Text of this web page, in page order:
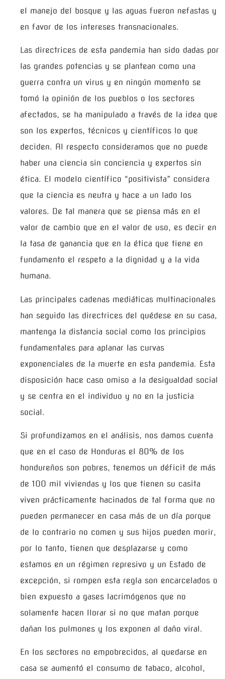
el manejo del bosque y las aguas fueron nefastas y
en favor de los intereses transnacionales.
Las directrices de esta pandemia han sido dadas por
las grandes potencias y se plantean como una
guerra contra un virus y en ningún momento se
tomó la opinión de los pueblos o los sectores
afectados, se ha manipulado a través de la idea que
son los expertos, técnicos y científicos lo que
deciden. Al respecto consideramos que no puede
haber una ciencia sin conciencia y expertos sin
ética. El modelo científico “positivista” considera
que la ciencia es neutra y hace a un lado los
valores. De tal manera que se piensa más en el
valor de cambio que en el valor de uso, es decir en
la tasa de ganancia que en la ética que tiene en
fundamento el respeto a la dignidad y a la vida
humana.
Las principales cadenas mediáticas multinacionales
han seguido las directrices del quédese en su casa,
mantenga la distancia social como los principios
fundamentales para aplanar las curvas
exponenciales de la muerte en esta pandemia. Esta
disposición hace caso omiso a la desigualdad social
y se centra en el individuo y no en la justicia
social.
Si profundizamos en el análisis, nos damos cuenta
que en el caso de Honduras el 80% de los
hondureños son pobres, tenemos un déficit de más
de 100 mil viviendas y los que tienen su casita
viven prácticamente hacinados de tal forma que no
pueden permanecer en casa más de un día porque
de lo contrario no comen y sus hijos pueden morir,
por lo tanto, tienen que desplazarse y como
estamos en un régimen represivo y un Estado de
excepción, si rompen esta regla son encarcelados o
bien expuesto a gases lacrimógenos que no
solamente hacen llorar si no que matan porque
dañan los pulmones y los exponen al daño viral.
En los sectores no empobrecidos, al quedarse en
casa se aumentó el consumo de tabaco, alcohol,